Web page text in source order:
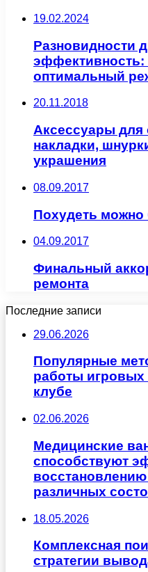
19.02.2024
Разновидности
эффективность:
оптимальный
20.11.2018
Аксессуары для
накладки,
украшения
08.09.2017
Похудеть можно
04.09.2017
Финальный
ремонта
Последние записи
29.06.2026
Популярные
работы игровых
клубе
02.06.2026
Медицинские
способствуют
различных
18.05.2026
Комплексная
стратегии